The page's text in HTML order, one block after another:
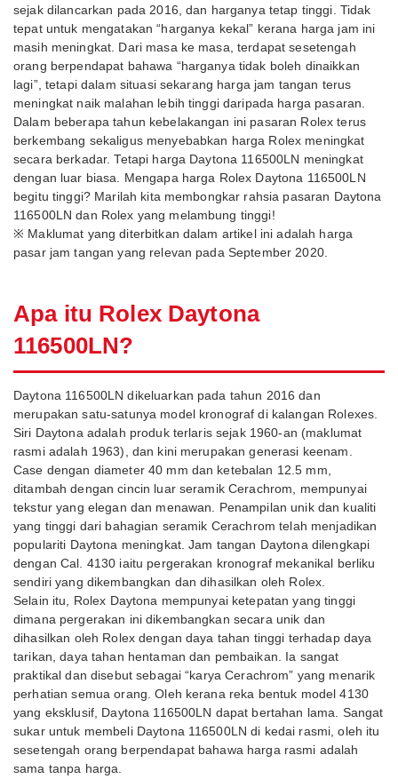
sejak dilancarkan pada 2016, dan harganya tetap tinggi. Tidak
tepat untuk mengatakan “harganya kekal” kerana harga jam ini
masih meningkat. Dari masa ke masa, terdapat sesetengah
orang berpendapat bahawa “harganya tidak boleh dinaikkan
lagi”, tetapi dalam situasi sekarang harga jam tangan terus
meningkat naik malahan lebih tinggi daripada harga pasaran.
Dalam beberapa tahun kebelakangan ini pasaran Rolex terus
berkembang sekaligus menyebabkan harga Rolex meningkat
secara berkadar. Tetapi harga Daytona 116500LN meningkat
dengan luar biasa. Mengapa harga Rolex Daytona 116500LN
begitu tinggi? Marilah kita membongkar rahsia pasaran Daytona
116500LN dan Rolex yang melambung tinggi!
※ Maklumat yang diterbitkan dalam artikel ini adalah harga
pasar jam tangan yang relevan pada September 2020.
Apa itu Rolex Daytona
116500LN?
Daytona 116500LN dikeluarkan pada tahun 2016 dan
merupakan satu-satunya model kronograf di kalangan Rolexes.
Siri Daytona adalah produk terlaris sejak 1960-an (maklumat
rasmi adalah 1963), dan kini merupakan generasi keenam.
Case dengan diameter 40 mm dan ketebalan 12.5 mm,
ditambah dengan cincin luar seramik Cerachrom, mempunyai
tekstur yang elegan dan menawan. Penampilan unik dan kualiti
yang tinggi dari bahagian seramik Cerachrom telah menjadikan
populariti Daytona meningkat. Jam tangan Daytona dilengkapi
dengan Cal. 4130 iaitu pergerakan kronograf mekanikal berliku
sendiri yang dikembangkan dan dihasilkan oleh Rolex.
Selain itu, Rolex Daytona mempunyai ketepatan yang tinggi
dimana pergerakan ini dikembangkan secara unik dan
dihasilkan oleh Rolex dengan daya tahan tinggi terhadap daya
tarikan, daya tahan hentaman dan pembaikan. Ia sangat
praktikal dan disebut sebagai “karya Cerachrom” yang menarik
perhatian semua orang. Oleh kerana reka bentuk model 4130
yang eksklusif, Daytona 116500LN dapat bertahan lama. Sangat
sukar untuk membeli Daytona 116500LN di kedai rasmi, oleh itu
sesetengah orang berpendapat bahawa harga rasmi adalah
sama tanpa harga.